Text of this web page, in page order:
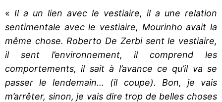
« Il a un lien avec le vestiaire, il a une relation
sentimentale avec le vestiaire, Mourinho avait la
même chose. Roberto De Zerbi sent le vestiaire,
il sent l’environnement, il comprend les
comportements, il sait à l’avance ce qu’il va se
passer le lendemain… (il coupe). Bon, je vais
m’arrêter, sinon, je vais dire trop de belles choses